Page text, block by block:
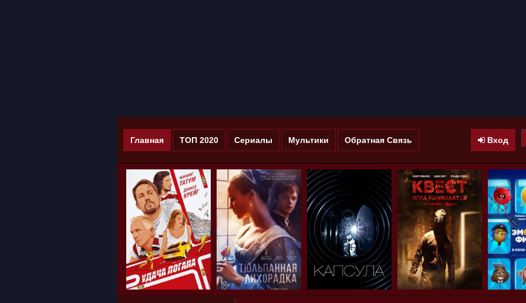
Главная ТОП 2020 Сериалы Мультики Обратная Связь Вход